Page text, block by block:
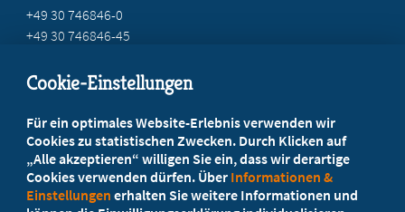
+49 30 746846-0
+49 30 746846-45
Ihr Landesverband berät Sie!
Ansprechpartner
Cookie-Einstellungen
Für ein optimales Website-Erlebnis verwenden wir
Cookies zu statistischen Zwecken. Durch Klicken auf
„Alle akzeptieren“ willigen Sie ein, dass wir derartige
Cookies verwenden dürfen. Über Informationen &
Einstellungen erhalten Sie weitere Informationen und